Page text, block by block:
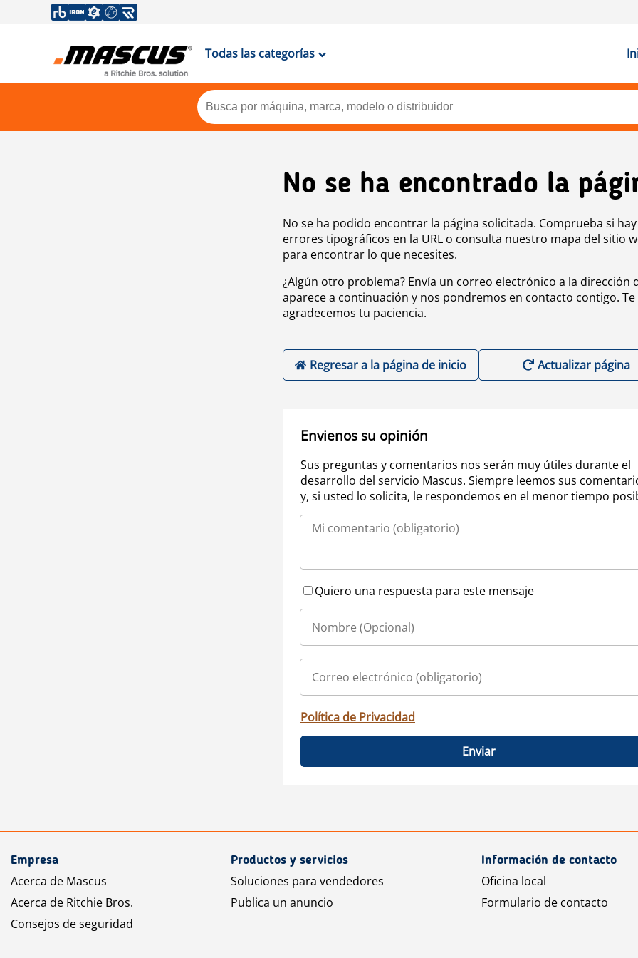
Todas las categorías
No se ha encontrado la
No se ha podido encontrar la página solicitada. Comprueba si hay
errores tipográficos en la URL o consulta nuestro mapa del sitio
para encontrar lo que necesites.
¿Algún otro problema? Envía un correo electrónico a la dirección
aparece a continuación y nos pondremos en contacto contigo. Te
agradecemos tu paciencia.
Regresar a la página de inicio Actualizar página
Envienos su opinión
Sus preguntas y comentarios nos serán muy útiles durante el
desarrollo del servicio Mascus. Siempre leemos sus
y, si usted lo solicita, le respondemos en el menor tiempo
Quiero una respuesta para este mensaje
Política de Privacidad
Enviar
Empresa
Acerca de Mascus
Acerca de Ritchie Bros.
Consejos de seguridad
Productos y servicios
Soluciones para vendedores
Publica un anuncio
Información de contacto
Oficina local
Formulario de contacto